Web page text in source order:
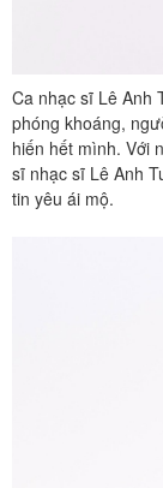
Ca nhạc sĩ Lê Anh
phóng khoáng,
hiến hết mình. Với
sĩ nhạc sĩ Lê Anh
tin yêu ái mộ.